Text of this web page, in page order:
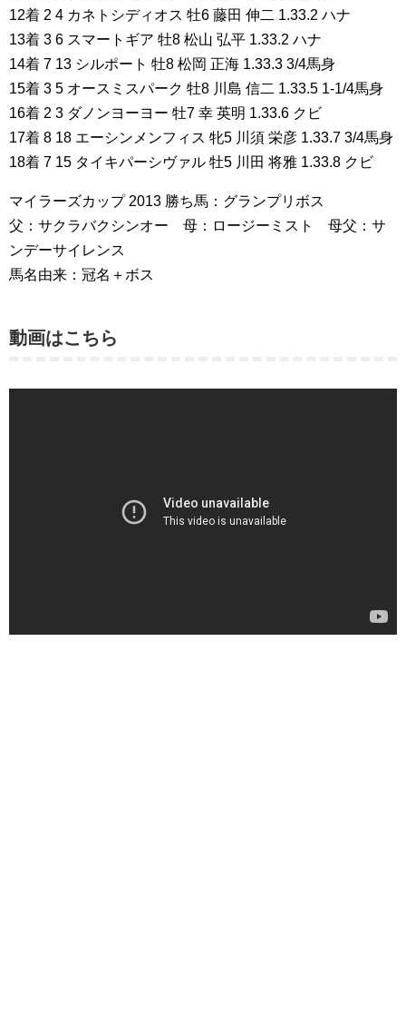
12着 2 4 カネトシディオス 牡6 藤田 伸二 1.33.2 ハナ
13着 3 6 スマートギア 牡8 松山 弘平 1.33.2 ハナ
14着 7 13 シルポート 牡8 松岡 正海 1.33.3 3/4馬身
15着 3 5 オースミスパーク 牡8 川島 信二 1.33.5 1-1/4馬身
16着 2 3 ダノンヨーヨー 牡7 幸 英明 1.33.6 クビ
17着 8 18 エーシンメンフィス 牝5 川須 栄彦 1.33.7 3/4馬身
18着 7 15 タイキパーシヴァル 牡5 川田 将雅 1.33.8 クビ
マイラーズカップ 2013 勝ち馬：グランプリボス
父：サクラバクシンオー 母：ロージーミスト 母父：サ
ンデーサイレンス
馬名由来：冠名＋ボス
動画はこちら